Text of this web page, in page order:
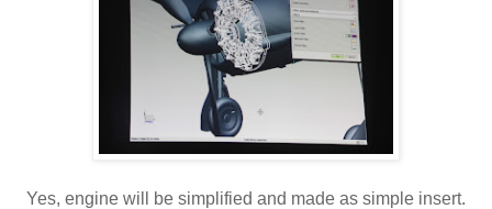
Yes, engine will be simplified and made as simple insert.